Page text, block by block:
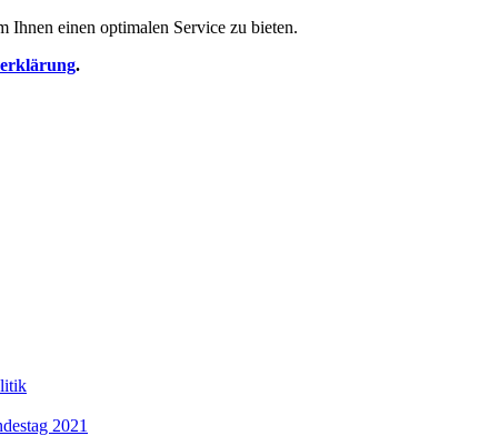
Ihnen einen optimalen Service zu bieten.
.
2021